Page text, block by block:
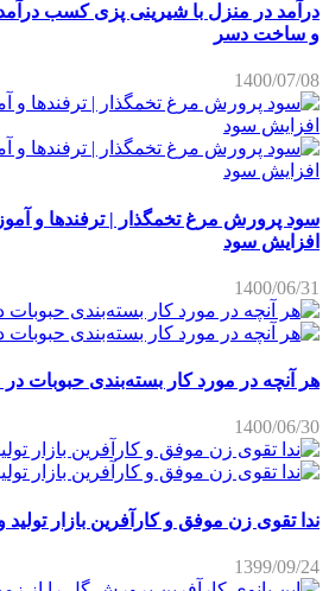
درآمد در منزل با شیرینی پزی کسب
و ساخت دسر
1400/07/08
سود پرورش مرغ تخمگذار | ترفندها و
افزایش سود
1400/06/31
هر آنچه در مورد کار بسته‌بندی حبوبات در
1400/06/30
ندا تقوی زن موفق و کارآفرین بازار
1399/09/24